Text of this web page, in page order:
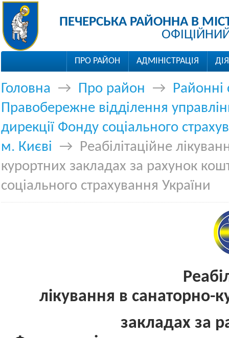
ПЕЧЕРСЬКА РАЙОННА В
ПРО РАЙОН АДМІНІСТРАЦІЯ
Головна → Про район → Районні
Правобережне відділення
дирекції Фонду соціального
м. Києві → Реабілітаційне
курортних закладах за рахунок
соціального страхування України
лікування в санаторно-
закладах за